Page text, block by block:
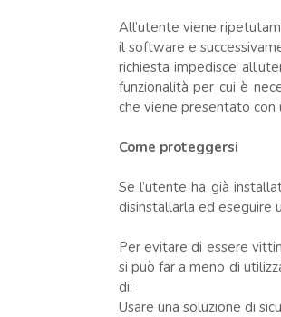
All’utente viene
il software e
richiesta impedisce
funzionalità per cui è
che viene presentato
Come proteggersi
Se l’utente ha già
disinstallarla ed eseguire
Per evitare di essere
si può far a meno di
di:
Usare una soluzione di